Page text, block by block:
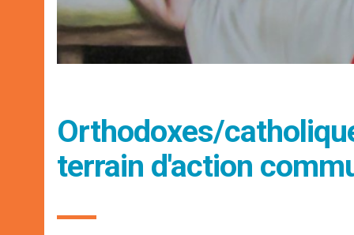
Orthodoxes/
terrain d'action